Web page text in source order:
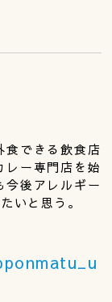
できる飲食店
ー専門店を始
後アレルギー
いと思う。